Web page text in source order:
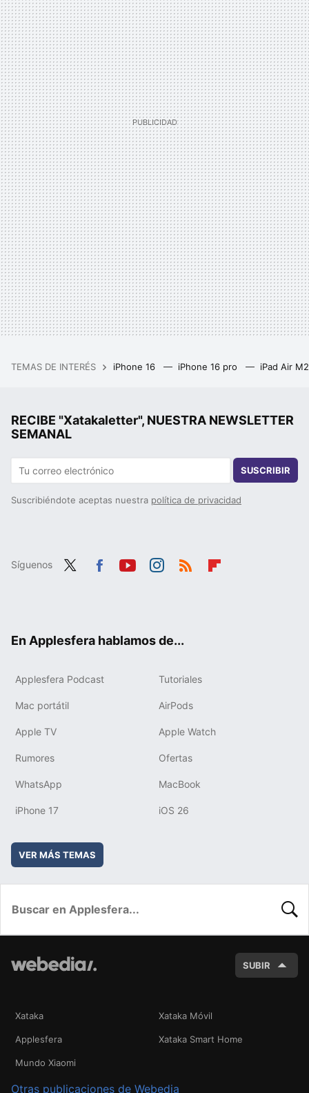
TEMAS DE INTERÉS iPhone 16 iPhone 16 pro iPad Air
RECIBE "Xatakaletter", NUESTRA NEWSLETTER
SEMANAL
SUSCRIBIR
Suscribiéndote aceptas nuestra política de privacidad
Síguenos
En Applesfera hablamos de...
Applesfera Podcast Tutoriales
Mac portátil AirPods
Apple TV Apple Watch
Rumores Ofertas
WhatsApp MacBook
iPhone 17 iOS 26
VER MÁS TEMAS
SUBIR
Xataka Xataka Móvil
Applesfera Xataka Smart Home
Mundo Xiaomi
Otras publicaciones de Webedia